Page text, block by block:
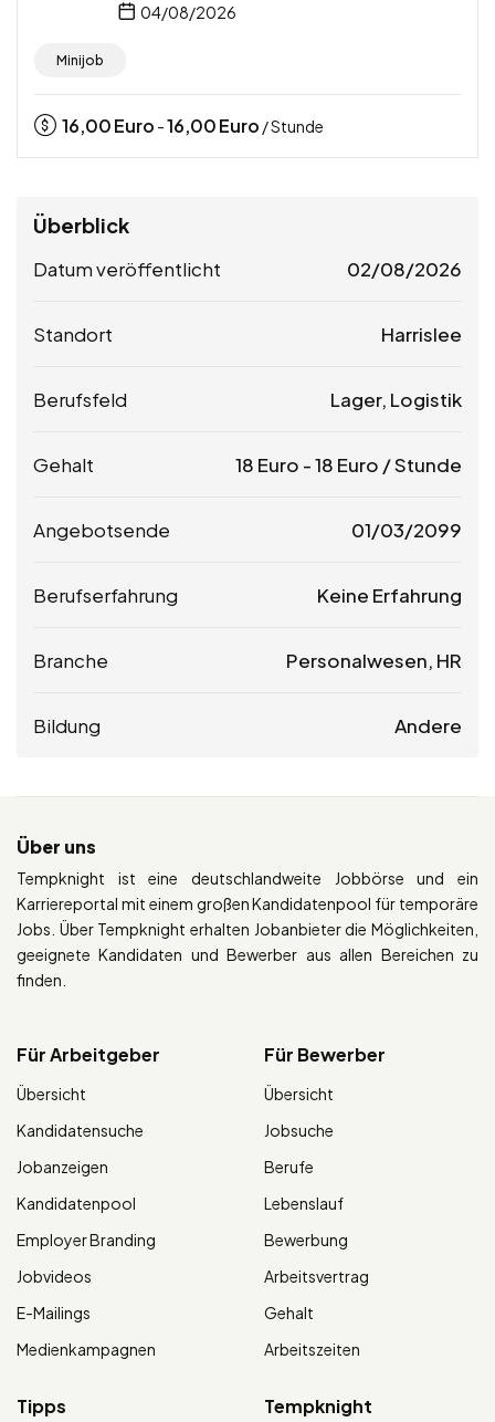
04/08/2026
Minijob
16,00Euro -16,00Euro / Stunde
Überblick
Datum veröffentlicht 02/08/2026
Standort Harrislee
Berufsfeld Lager, Logistik
Gehalt 18 Euro -18 Euro / Stunde
Angebotsende 01/03/2099
Berufserfahrung Keine Erfahrung
Branche Personalwesen, HR
Bildung Andere
Über uns
Tempknight ist eine deutschlandweite Jobbörse und ein
Karriereportal mit einem großen Kandidatenpool für temporäre
Jobs. Über Tempknight erhalten Jobanbieter die Möglichkeiten,
geeignete Kandidaten und Bewerber aus allen Bereichen zu
finden.
Für Arbeitgeber
Übersicht
Kandidatensuche
Jobanzeigen
Kandidatenpool
Employer Branding
Jobvideos
E-Mailings
Medienkampagnen
Für Bewerber
Übersicht
Jobsuche
Berufe
Lebenslauf
Bewerbung
Arbeitsvertrag
Gehalt
Arbeitszeiten
Tipps Tempknight